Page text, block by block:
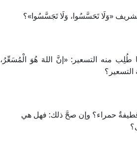
«وَلَا تَحَسَّسُوا، وَلَا تَجَسَّسُوا»؟
طُلِب منه التسعير: «إنَّ اللهَ هُوَ الْمُسَعِّرُ،
حمراء؟ وإن صحَّ ذلك: فهل هي